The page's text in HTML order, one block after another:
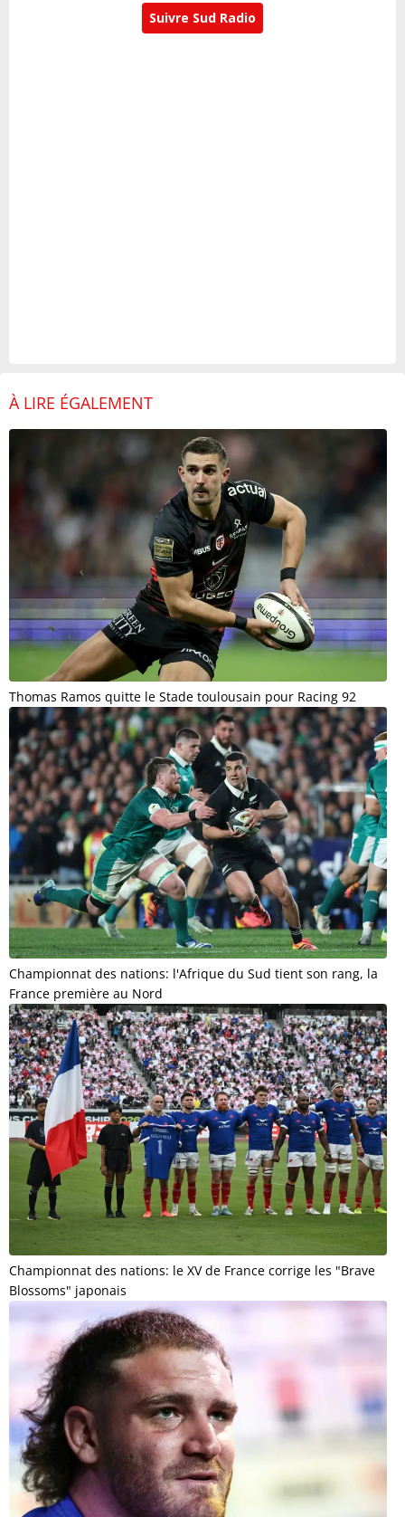
Suivre Sud Radio
À LIRE ÉGALEMENT
Thomas Ramos quitte le Stade toulousain pour Racing 92
Championnat des nations: l'Afrique du Sud tient son rang, la
France première au Nord
Championnat des nations: le XV de France corrige les "Brave
Blossoms" japonais